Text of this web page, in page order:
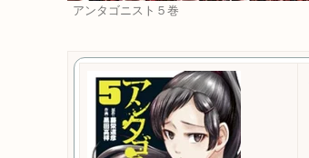
アンタゴニスト５巻